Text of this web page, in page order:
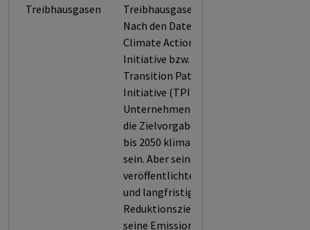
Treibhausgasen
Treibhausgasen weltweit.
Nach den Daten der
Climate Action 100+
Initiative bzw. der
Transition Pathway
Initiative (TPI) hat das
Unternehmen sich zwar
die Zielvorgabe gegeben,
bis 2050 klimaneutral zu
sein. Aber seine
veröffentlichten mittel-
und langfristigen
Reduktionszielen für
seine Emissionen (2029-